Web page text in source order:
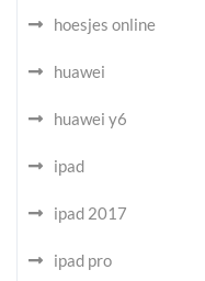
hoesjes online
huawei
huawei y6
ipad
ipad 2017
ipad pro